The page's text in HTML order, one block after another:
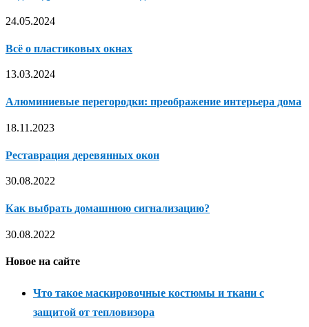
24.05.2024
Всё о пластиковых окнах
13.03.2024
Алюминиевые перегородки: преображение интерьера дома
18.11.2023
Реставрация деревянных окон
30.08.2022
Как выбрать домашнюю сигнализацию?
30.08.2022
Новое на сайте
Что такое маскировочные костюмы и ткани с
защитой от тепловизора